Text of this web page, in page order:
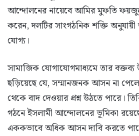
আন্দোলনের নায়েবে আমির মুফতি ফয়জুল
করেন, দলটির সাংগঠনিক শক্তি
যোগ্য।
সামাজিক যোগাযোগমাধ্যমে তার
ছড়িয়েছে যে, সম্মানজনক আসন না
থেকে বাদ দেওয়ার প্রশ্ন উঠতে পারে।
গঠনে ইসলামী আন্দোলনের ভূমিকা
এককভাবে অধিক আসন দাবি করতে